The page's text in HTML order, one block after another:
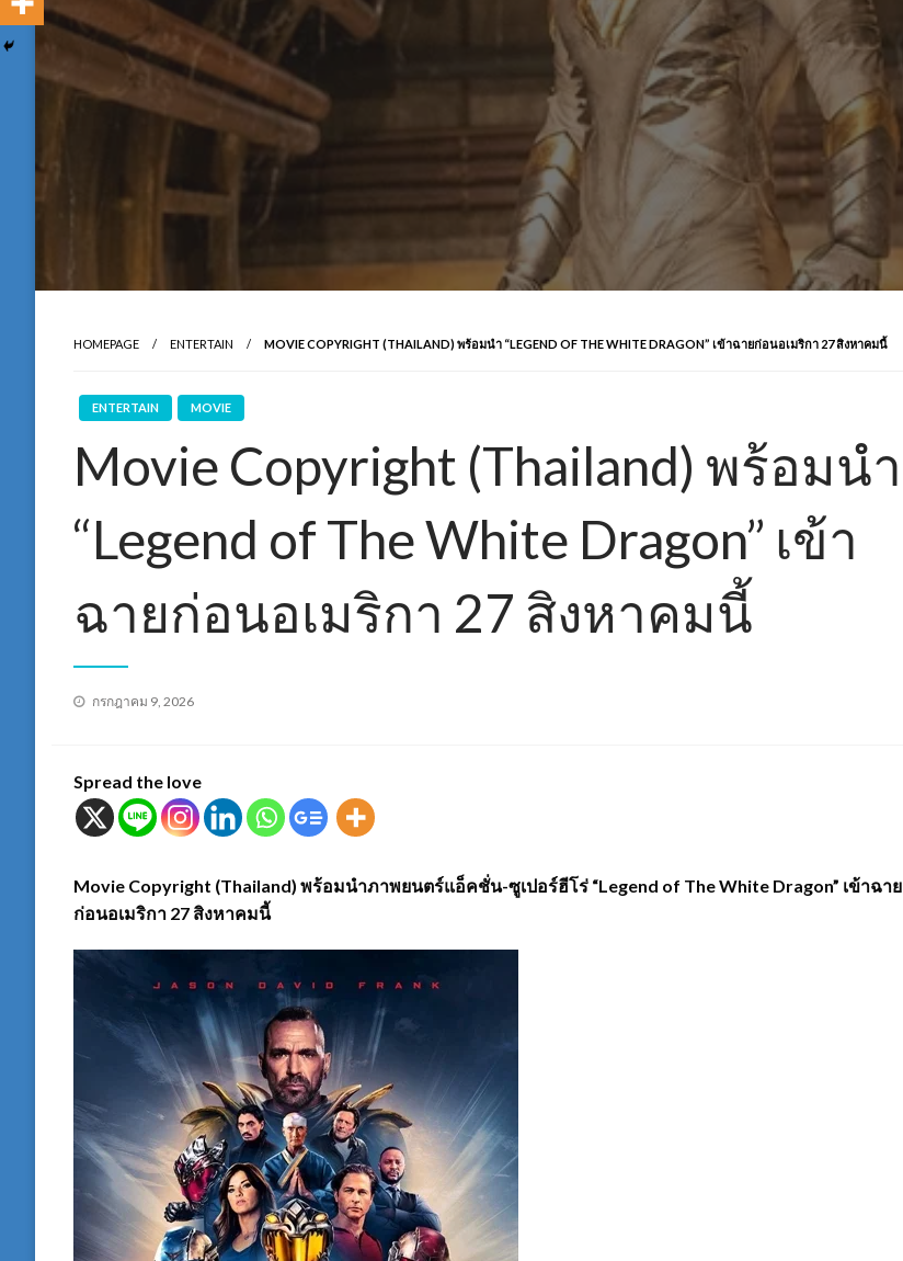
HOMEPAGE ENTERTAIN MOVIE COPYRIGHT (THAILAND) พร้อมนำ “LEGEND OF THE WHITE DRAGON” เข้าฉายก่อนอเมริกา 27 สิงหาคมนี้
ENTERTAIN MOVIE
Movie Copyright (Thailand) พร้อมนำ
“Legend of The White Dragon” เข้า
ฉายก่อนอเมริกา 27 สิงหาคมนี้
Posted
กรกฎาคม 9, 2026
Spread the love
Movie Copyright (Thailand) พร้อมนำภาพยนตร์แอ็คชั่น-ซูเปอร์ฮีโร่ “Legend of The White Dragon” เข้าฉาย
ก่อนอเมริกา 27 สิงหาคมนี้